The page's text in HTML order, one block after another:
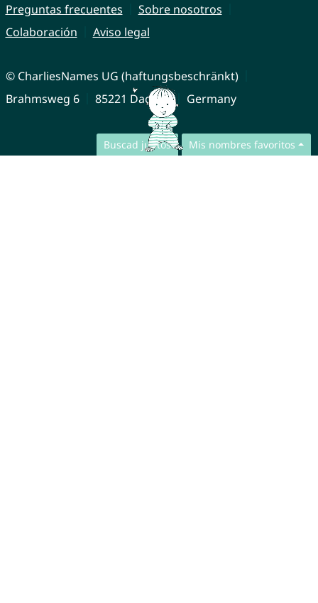
Buscad juntos Mis nombres favoritos
Preguntas frecuentes
Sobre nosotros
Colaboración
Aviso legal
© CharliesNames UG (haftungsbeschränkt)
Brahmsweg 6
85221 Dachau Germany